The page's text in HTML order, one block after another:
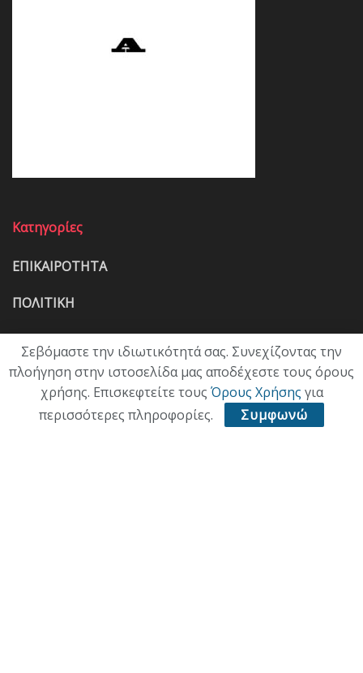
Κατηγορίες
ΕΠΙΚΑΙΡΟΤΗΤΑ
ΠΟΛΙΤΙΚΗ
ΟΙΚΟΝΟΜΙΑ
ΠΟΛΙΤΙΣΜΟΣ
ΥΓΕΙΑ
Σεβόμαστε την ιδιωτικότητά σας. Συνεχίζοντας την
πλοήγηση στην ιστοσελίδα μας αποδέχεστε τους όρους
χρήσης. Επισκεφτείτε τους Όρους Χρήσης για
περισσότερες πληροφορίες.
Συμφωνώ